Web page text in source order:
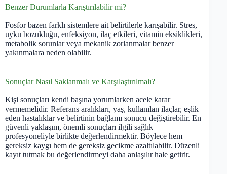
Benzer Durumlarla Karıştırılabilir mi?
Fosfor bazen farklı sistemlere ait belirtilerle karışabilir. Stres,
uyku bozukluğu, enfeksiyon, ilaç etkileri, vitamin eksiklikleri,
metabolik sorunlar veya mekanik zorlanmalar benzer
yakınmalara neden olabilir.
Sonuçlar Nasıl Saklanmalı ve Karşılaştırılmalı?
Kişi sonuçları kendi başına yorumlarken acele karar
vermemelidir. Referans aralıkları, yaş, kullanılan ilaçlar, eşlik
eden hastalıklar ve belirtinin bağlamı sonucu değiştirebilir. En
güvenli yaklaşım, önemli sonuçları ilgili sağlık
profesyoneliyle birlikte değerlendirmektir. Böylece hem
gereksiz kaygı hem de gereksiz gecikme azaltılabilir. Düzenli
kayıt tutmak bu değerlendirmeyi daha anlaşılır hale getirir.